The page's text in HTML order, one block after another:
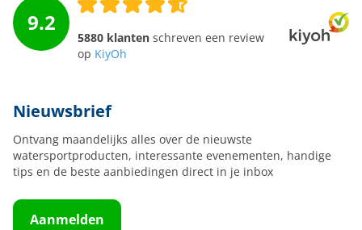
9.2
5880 klanten schreven een review
op KiyOh
Nieuwsbrief
Ontvang maandelijks alles over de nieuwste
watersportproducten, interessante evenementen, handige
tips en de beste aanbiedingen direct in je inbox
Aanmelden